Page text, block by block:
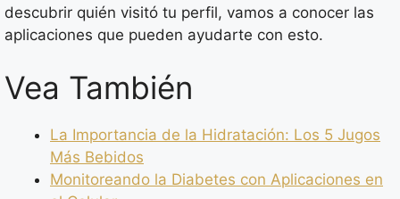
descubrir quién visitó tu perfil, vamos a conocer las
aplicaciones que pueden ayudarte con esto.
Vea También
La Importancia de la Hidratación: Los 5 Jugos
Más Bebidos
Monitoreando la Diabetes con Aplicaciones en